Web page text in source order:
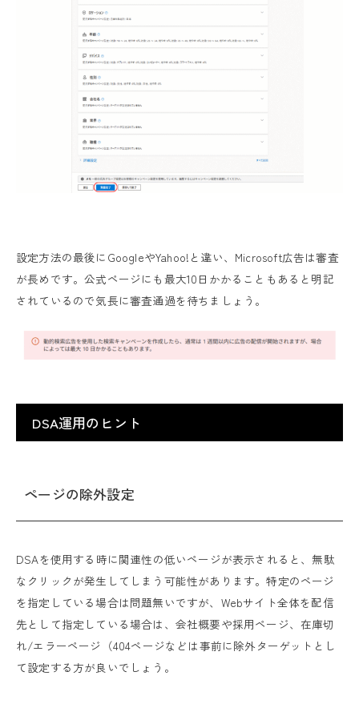
設定方法の最後にGoogleやYahoo!と違い、Microsoft広告は審査
が長めです。公式ページにも最大10日かかることもあると明記
されているので気長に審査通過を待ちましょう。
DSA運用のヒント
ページの除外設定
DSAを使用する時に関連性の低いページが表示されると、無駄
なクリックが発生してしまう可能性があります。特定のページ
を指定している場合は問題無いですが、Webサイト全体を配信
先として指定している場合は、会社概要や採用ページ、在庫切
れ/エラーページ（404ページなどは事前に除外ターゲットとし
て設定する方が良いでしょう。